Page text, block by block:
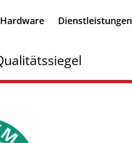
Hardware Dienstleistungen